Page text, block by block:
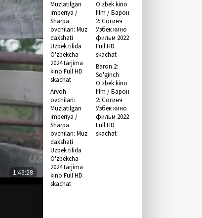
Arvoh
ovchilari:
Muzlatilgan
imperiya /
Sharpa
ovchilari: Muz
daxshati
Uzbek tilida
O'zbekcha
2024 tarjima
kino Full HD
skachat
Baron 2:
So'ginch
O'zbek kino
film / Барон
2: Согинч
Узбек кино
фильм 2022
Full HD
skachat